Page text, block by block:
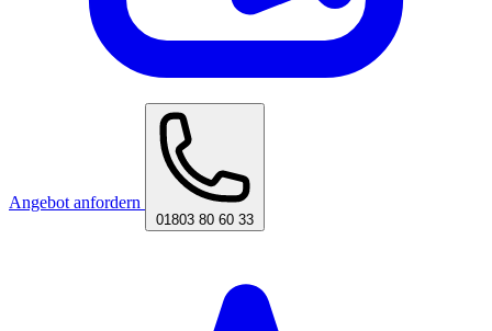
Angebot anfordern
01803 80 60 33